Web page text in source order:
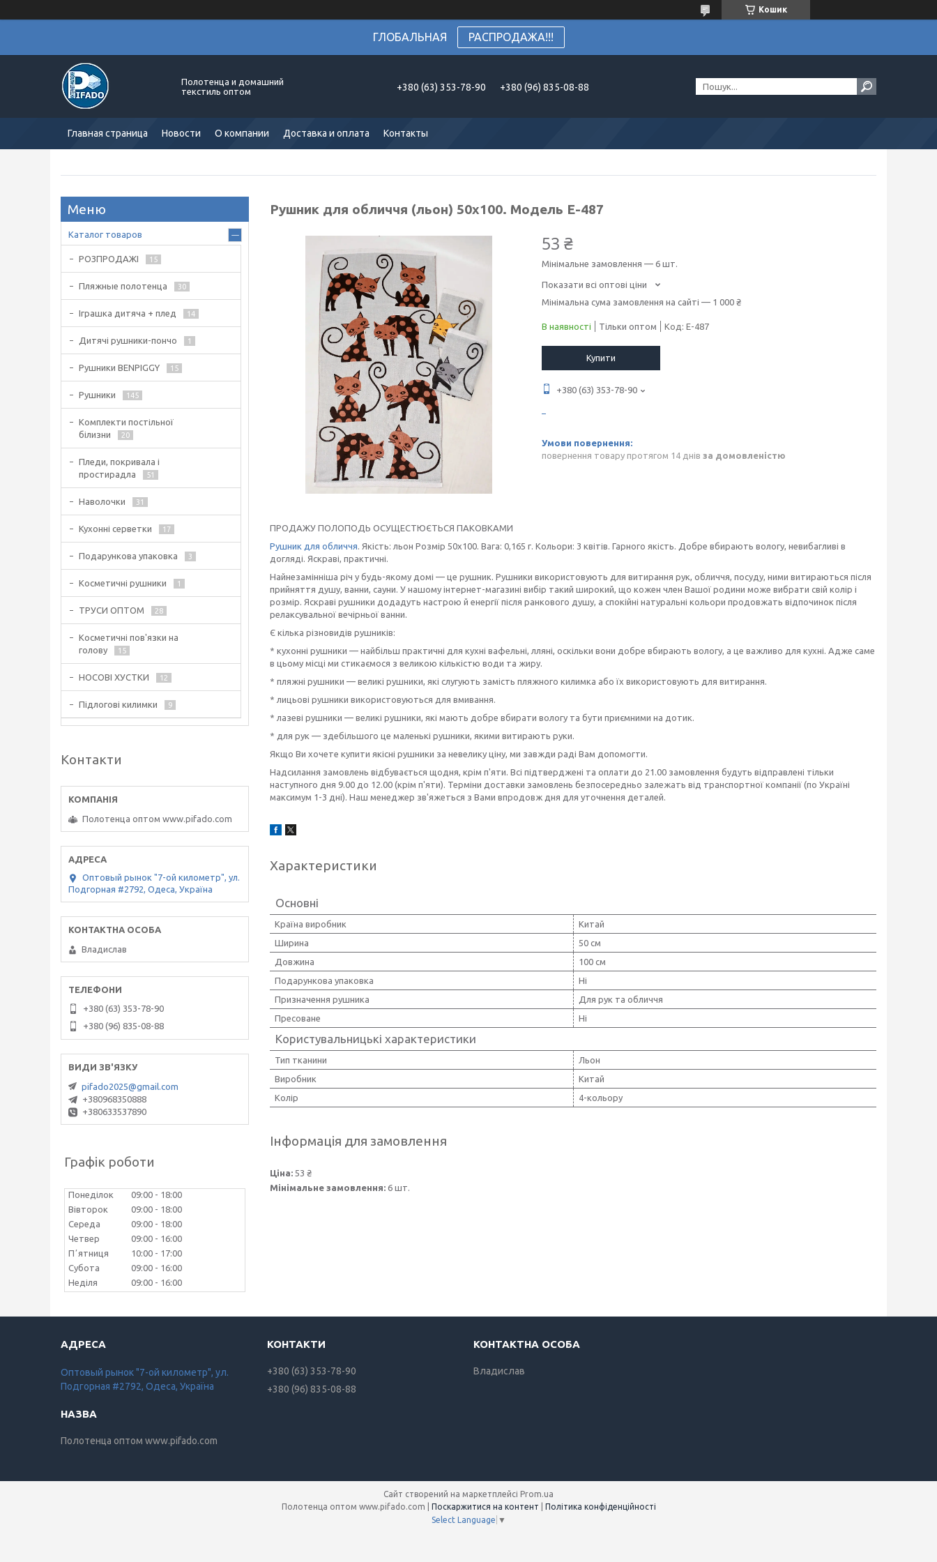
Кошик
ГЛОБАЛЬНАЯ РАСПРОДАЖА!!!
Полотенца и домашний
текстиль оптом
+380 (63) 353-78-90 +380 (96) 835-08-88
Главная страница Новости О компании Доставка и оплата Контакты
Рушник для обличчя (льон) 50х100. Модель E-487
53 ₴
Мінімальне замовлення — 6 шт.
Показати всі оптові ціни
Мінімальна сума замовлення на сайті — 1 000 ₴
В наявності Тільки оптом Код: E-487
Купити
+380 (63) 353-78-90
повернення товару протягом 14 днів за домовленістю
ПРОДАЖУ ПОЛОПОДЬ ОСУЩЕСТЮЄТЬСЯ ПАКОВКАМИ
Рушник для обличчя. Якість: льон Розмір 50х100. Вага: 0,165 г. Кольори: 3 квітів. Гарного якість. Добре вбирають вологу, невибагливі в
догляді. Яскраві, практичні.
Найнезамінніша річ у будь-якому домі — це рушник. Рушники використовують для витирання рук, обличчя, посуду, ними витираються після
прийняття душу, ванни, сауни. У нашому інтернет-магазині вибір такий широкий, що кожен член Вашої родини може вибрати свій колір і
розмір. Яскраві рушники додадуть настрою й енергії після ранкового душу, а спокійні натуральні кольори продовжать відпочинок після
релаксувальної вечірньої ванни.
Є кілька різновидів рушників:
* кухонні рушники — найбільш практичні для кухні вафельні, лляні, оскільки вони добре вбирають вологу, а це важливо для кухні. Адже саме
в цьому місці ми стикаємося з великою кількістю води та жиру.
* пляжні рушники — великі рушники, які слугують замість пляжного килимка або їх використовують для витирання.
* лицьові рушники використовуються для вмивання.
* лазеві рушники — великі рушники, які мають добре вбирати вологу та бути приємними на дотик.
* для рук — здебільшого це маленькі рушники, якими витирають руки.
Якщо Ви хочете купити якісні рушники за невелику ціну, ми завжди раді Вам допомогти.
Надсилання замовлень відбувається щодня, крім п'яти. Всі підтверджені та оплати до 21.00 замовлення будуть відправлені тільки
наступного дня 9.00 до 12.00 (крім п'яти). Терміни доставки замовлень безпосередньо залежать від транспортної компанії (по Україні
максимум 1-3 дні). Наш менеджер зв'яжеться з Вами впродовж дня для уточнення деталей.
Характеристики
Основні
Країна виробник
Китай
Ширина
50 см
Довжина
100 см
Подарункова упаковка
Ні
Призначення рушника
Для рук та обличчя
Пресоване
Ні
Користувальницькі характеристики
Тип тканини
Льон
Виробник
Китай
Колір
4-кольору
Інформація для замовлення
Ціна: 53 ₴
Мінімальне замовлення: 6 шт.
Каталог товаров
РОЗПРОДАЖІ 15
Пляжные полотенца 30
Іграшка дитяча + плед 14
Дитячі рушники-пончо 1
Рушники BENPIGGY 15
Рушники 145
Комплекти постільної
білизни
20
Пледи, покривала і
простирадла
51
Наволочки 31
Кухонні серветки 17
Подарункова упаковка 3
Косметичні рушники 1
ТРУСИ ОПТОМ 28
Косметичні пов'язки на
голову
15
НОСОВІ ХУСТКИ 12
Підлогові килимки 9
Контакти
Полотенца оптом www.pifado.com
Оптовый рынок "7-ой километр", ул.
Подгорная #2792, Одеса, Україна
Владислав
+380 (63) 353-78-90
+380 (96) 835-08-88
pifado2025@gmail.com
+380968350888
+380633537890
Графік роботи
Понеділок 09:00
18:00
Вівторок
09:00
18:00
Середа
09:00
18:00
Четвер
09:00
16:00
Пʼятниця
10:00
17:00
Субота
09:00
16:00
Неділя
09:00 16:00
Оптовый рынок "7-ой километр", ул.
Подгорная #2792, Одеса, Україна
Полотенца оптом www.pifado.com
+380 (63) 353-78-90
+380 (96) 835-08-88
Владислав
Сайт створений на маркетплейсі Prom.ua
Поскаржитися на контент
Політика конфіденційності
Select Language ▼